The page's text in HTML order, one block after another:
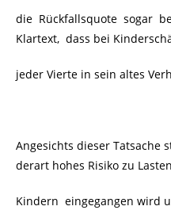
die Rückfallsquote sogar
Klartext, dass bei
jeder Vierte in sein altes
Angesichts dieser Tatsache
derart hohes Risiko zu
Kindern eingegangen wird